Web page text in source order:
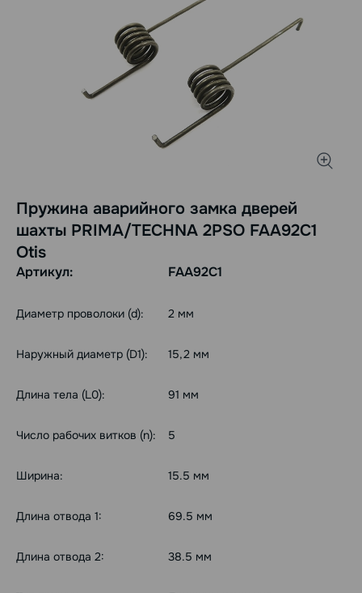
Пружина аварийного замка дверей
шахты PRIMA/TECHNA 2PSO FAA92C1
Otis
Артикул: FAA92C1
Диаметр проволоки (d): 2 мм
Наружный диаметр (D1): 15,2 мм
Длина тела (L0): 91 мм
Число рабочих витков (n): 5
Ширина: 15.5 мм
Длина отвода 1: 69.5 мм
Длина отвода 2: 38.5 мм